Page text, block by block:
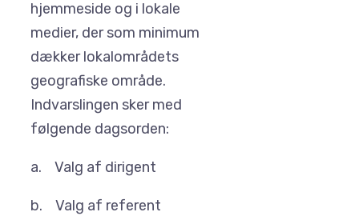
hjemmeside og i lokale
medier, der som minimum
dækker lokalområdets
geografiske område.
Indvarslingen sker med
følgende dagsorden:
a. Valg af dirigent
b. Valg af referent